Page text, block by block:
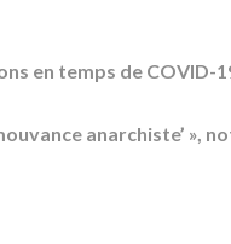
en temps de COVID-
anarchiste’ »,